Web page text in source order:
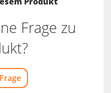
Frage zu